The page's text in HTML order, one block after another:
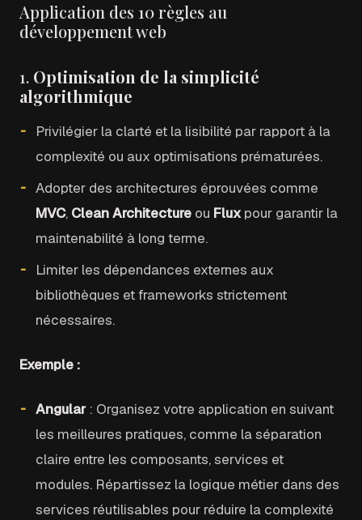
Application des 10 règles au
développement web
1. Optimisation de la simplicité
algorithmique
Privilégier la clarté et la lisibilité par rapport à la
complexité ou aux optimisations prématurées.
Adopter des architectures éprouvées comme
MVC, Clean Architecture ou Fluxpour garantir la
maintenabilité à long terme.
Limiter les dépendances externes aux
bibliothèques et frameworks strictement
nécessaires.
Exemple :
Angular: Organisez votre application en suivant
les meilleures pratiques, comme la séparation
claire entre les composants, services et
modules. Répartissez la logique métier dans des
services réutilisables pour réduire la complexité